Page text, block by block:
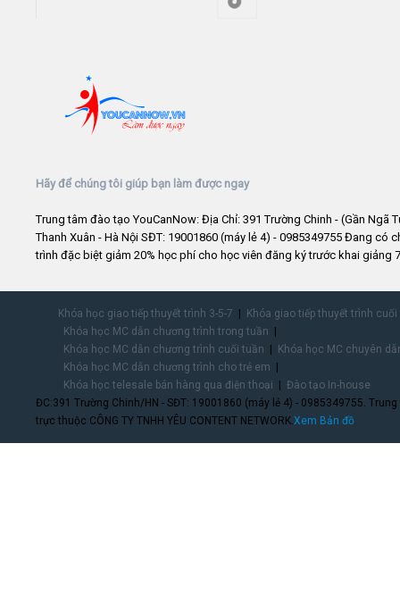
Hãy để chúng tôi giúp bạn làm được ngay
Trung tâm đào tạo YouCanNow: Địa Chỉ: 391 Trường Chinh - (Gần Ngã
Thanh Xuân - Hà Nội SĐT: 19001860 (máy lẻ 4) - 0985349755 Đang có
trình đặc biệt giảm 20% học phí cho học viên đăng ký trước khai giảng
Khóa học giao tiếp thuyết trình 3-5-7
Khóa giao tiếp thuyết trình
Khóa học MC dẫn chương trình trong tuần
Khóa học MC dẫn chương trình cuối tuần
Khóa học MC chuyên
Khóa học MC dẫn chương trình cho trẻ em
Khóa học telesale bán hàng qua điện thoại
Đào tạo In-house
ĐC:391 Trường Chinh/HN - SĐT: 19001860 (máy lẻ 4) - 0985349755.
trực thuộc CÔNG TY TNHH YÊU CONTENT NETWORK.Xem Bản đồ